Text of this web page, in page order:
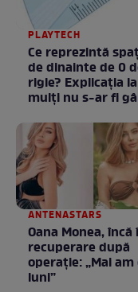
PLAYTECH
Ce reprezintă
de dinainte de 0
rigle? Explicaţia
mulţi nu s-ar fi
ANTENASTARS
Oana Monea, încă
recuperare după
operație: „Mai am
luni”